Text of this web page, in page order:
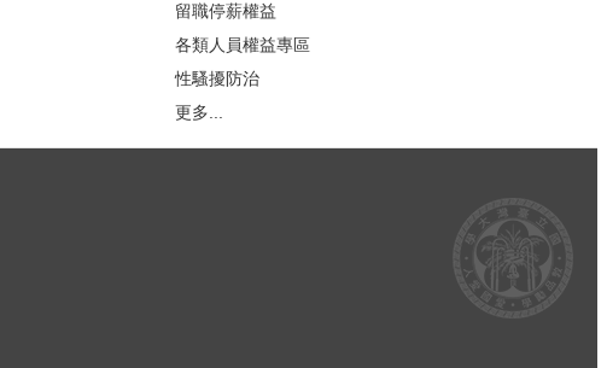
留職停薪權益
各類人員權益專區
性騷擾防治
更多...